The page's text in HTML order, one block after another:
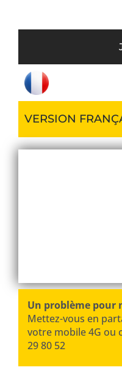
VERSION
Un problème pour
Mettez-vous en
votre mobile 4G ou
29 80 52